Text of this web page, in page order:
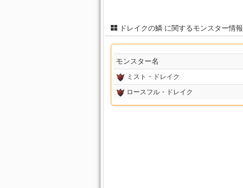
ドレイクの鱗 に関するモンスター情報
モンスター名
ミスト・ドレイク
ロースフル・ドレイク